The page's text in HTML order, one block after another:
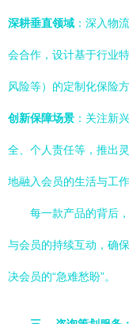
深耕垂直领域 ：深入物
会合作，设计基于行业
风险等）的定制化保险
创新保障场景 ：关注新
全、个人责任等，推出
地融入会员的生活与工作
每一款产品的背后
与会员的持续互动，确
决会员的“急难愁盼”。